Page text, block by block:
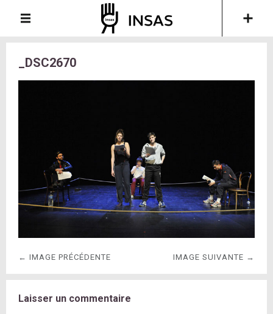
_DSC2670
← IMAGE PRÉCÉDENTE IMAGE SUIVANTE →
Laisser un commentaire